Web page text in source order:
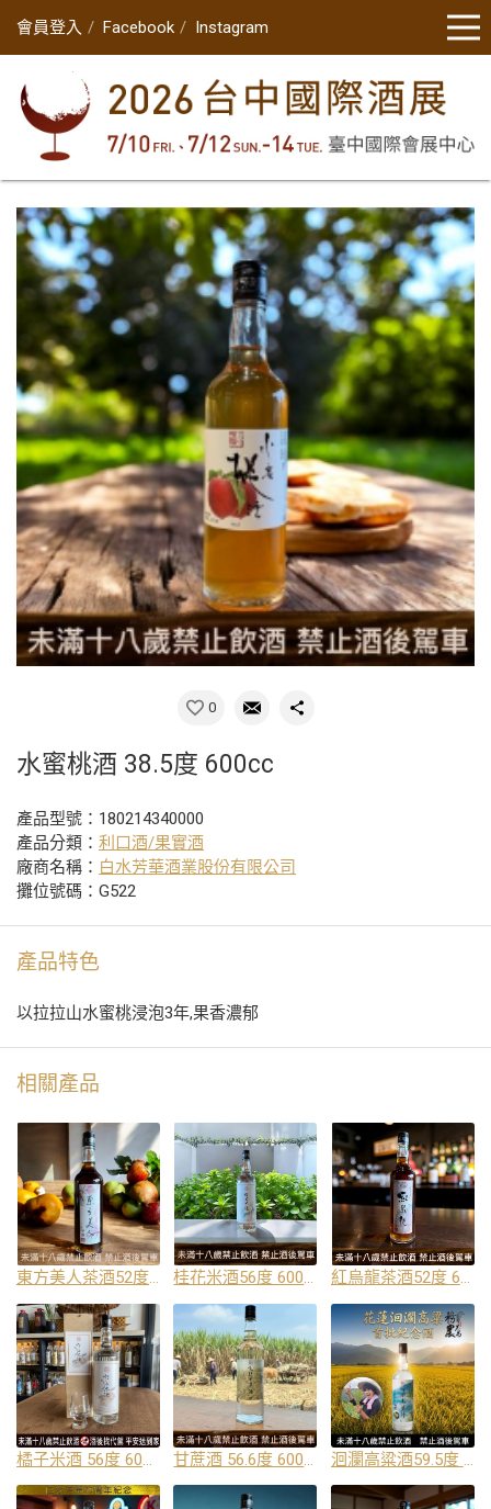
會員登入 Facebook Instagram
0
水蜜桃酒 38.5度 600cc
產品型號：180214340000
產品分類： 利口酒/果實酒
廠商名稱： 白水芳華酒業股份有限公司
攤位號碼：G522
產品特色
以拉拉山水蜜桃浸泡3年,果香濃郁
相關產品
東方美人茶酒52度 600cc 桂花米酒56度 600cc 紅烏龍茶酒52度 600cc
橘子米酒 56度 600cc 甘蔗酒 56.6度 600cc 洄瀾高粱酒59.5度 600cc